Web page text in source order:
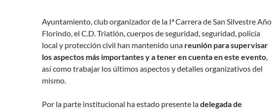
Ayuntamiento, club organizador de la Iª Carrera de San Silvestre Año
Florindo, el C.D. Triatlón, cuerpos de seguridad, seguridad, policía
local y protección civil han mantenido una reunión para supervisar
los aspectos más importantes y a tener en cuenta en este evento,
así como trabajar los últimos aspectos y detalles organizativos del
mismo.
Por la parte institucional ha estado presente ladelegada de